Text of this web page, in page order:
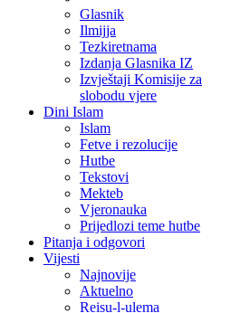
Glasnik
Ilmijja
Tezkiretnama
Izdanja Glasnika IZ
Izvještaji Komisije za
slobodu vjere
Dini Islam
Islam
Fetve i rezolucije
Hutbe
Tekstovi
Mekteb
Vjeronauka
Prijedlozi teme hutbe
Pitanja i odgovori
Vijesti
Najnovije
Aktuelno
Reisu-l-ulema